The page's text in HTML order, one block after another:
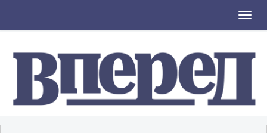
Toggle